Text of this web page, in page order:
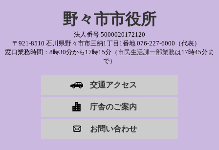
野々市市役所
法人番号 5000020172120
〒921-8510 石川県野々市市三納1丁目1番地 076-227-6000（代表）
窓口業務時間：8時30分から17時15分（市民生活課一部業務は17時45分ま
で）
交通アクセス
庁舎のご案内
お問い合わせ